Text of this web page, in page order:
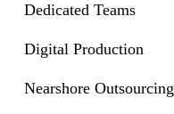
Dedicated Teams
Digital Production
Nearshore Outsourcing